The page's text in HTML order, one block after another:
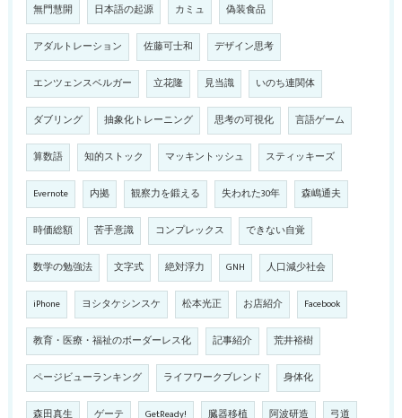
無門慧開 日本語の起源 カミュ 偽装食品
アダルトレーション 佐藤可士和 デザイン思考
エンツェンスベルガー 立花隆 見当識 いのち連関体
ダブリング 抽象化トレーニング 思考の可視化 言語ゲーム
算数語 知的ストック マッキントッシュ スティッキーズ
Evernote 内拠 観察力を鍛える 失われた30年 森嶋通夫
時価総額 苦手意識 コンプレックス できない自覚
数学の勉強法 文字式 絶対浮力 GNH 人口減少社会
iPhone ヨシタケシンスケ 松本光正 お店紹介 Facebook
教育・医療・福祉のボーダーレス化 記事紹介 荒井裕樹
ページビューランキング ライフワークブレンド 身体化
森田真生 ゲーテ GetReady! 臓器移植 阿波研造 弓道